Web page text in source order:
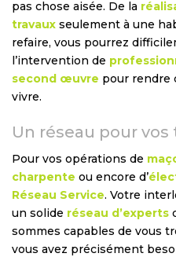
pas chose aisée. De la
travaux seulement à une
refaire, vous pourrez
l’intervention de
second œuvre pour rendre
vivre.
Un réseau pour vos
Pour vos opérations de
charpente ou encore d’
Réseau Service. Votre
un solide réseau d’experts
sommes capables de vous
vous avez précisément